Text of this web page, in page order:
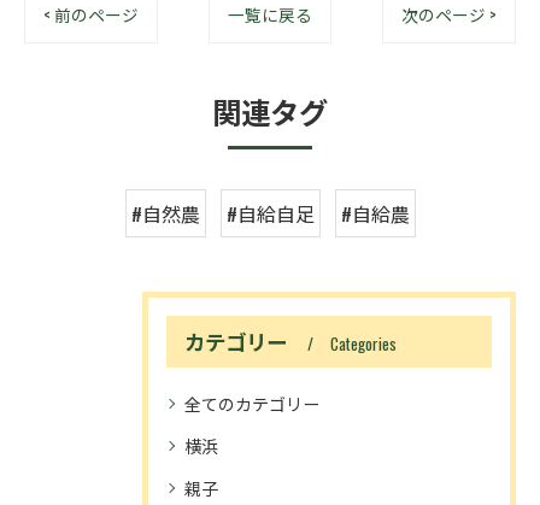
< 前のページ 一覧に戻る 次のページ >
関連タグ
#自然農 #自給自足 #自給農
カテゴリー Categories
全てのカテゴリー
横浜
親子